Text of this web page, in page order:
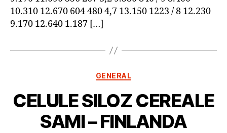
10.310 12.670 604 480 4,7 13.150 1223 / 8 12.230
9.170 12.640 1.187 […]
Categorii
GENERAL
CELULE SILOZ CEREALE
SAMI – FINLANDA